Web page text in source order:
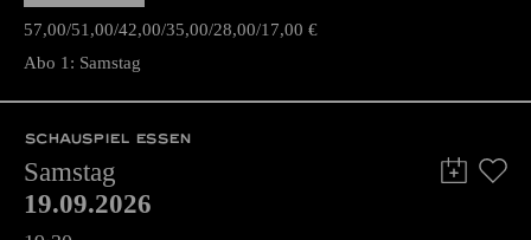
57,00 51,00 42,00 35,00 28,00 17,00 €
Abo 1: Samstag
SCHAUSPIEL ESSEN
Samstag
19.09.2026